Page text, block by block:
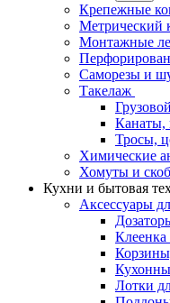
Крепежные
Метрический
Монтажные
Саморезы и
Такелаж
Канаты,
Тросы,
Химические
Хомуты и
Кухни и бытовая
Аксессуары
Клеенка
Лотки